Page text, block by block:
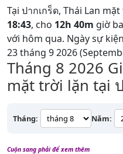
Tại ปากเกร็ด, Thái Lan
18:43, cho 12h 40m giờ
với hôm qua. Ngày sự
23 tháng 9 2026
Tháng 8 2026
mặt trời lặn tại
Tháng: Năm:
Cuộn sang phải để xem thêm